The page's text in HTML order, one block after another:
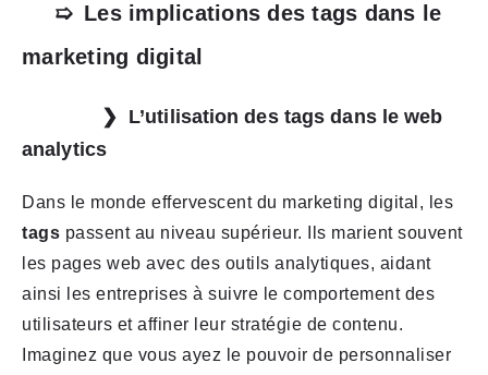
Les implications des tags dans le
marketing digital
L’utilisation des tags dans le web
analytics
Dans le monde effervescent du marketing digital, les
tags passent au niveau supérieur. Ils marient souvent
les pages web avec des outils analytiques, aidant
ainsi les entreprises à suivre le comportement des
utilisateurs et affiner leur stratégie de contenu.
Imaginez que vous ayez le pouvoir de personnaliser